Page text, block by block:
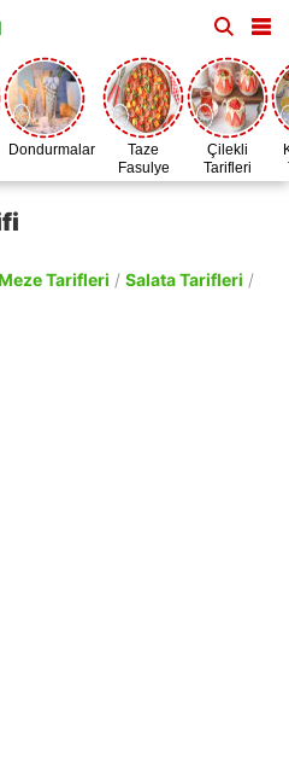
Dondurmalar
Taze
Fasulye
Zamanı
Çilekli
Tarifleri
Tarifleri / Salata Tarifleri /